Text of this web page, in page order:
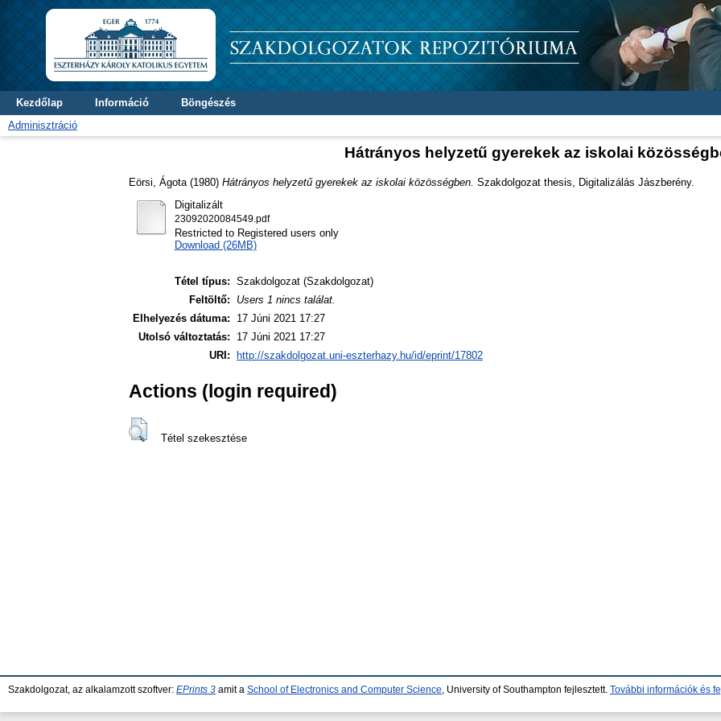
Kezdőlap Információ
Böngészés
Adminisztráció
Hátrányos helyzetű gyerekek az iskolai
Eörsi, Ágota (1980) Hátrányos helyzetű gyerekek az iskolai közösségben. Szakdolgozat thesis, Digitalizálás Jászberény.
Digitalizált
23092020084549.pdf
Restricted to Registered users only
Download (26MB)
Tétel típus: Szakdolgozat (Szakdolgozat)
Feltöltő:
Users 1 nincs találat.
Elhelyezés dátuma:
17 Júni 2021 17:27
Utolsó változtatás:
17 Júni 2021 17:27
URI:
http://szakdolgozat.uni-eszterhazy.hu/id/eprint/17802
Actions (login required)
Tétel szekesztése
Szakdolgozat, az alkalamzott szoftver: EPrints 3 amit a School of Electronics and Computer Science , University of Southampton fejlesztett. További információk és